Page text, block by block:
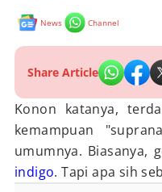
News Channel
Share Article
Konon katanya,
kemampuan
umumnya. Biasanya,
indigo. Tapi apa sih